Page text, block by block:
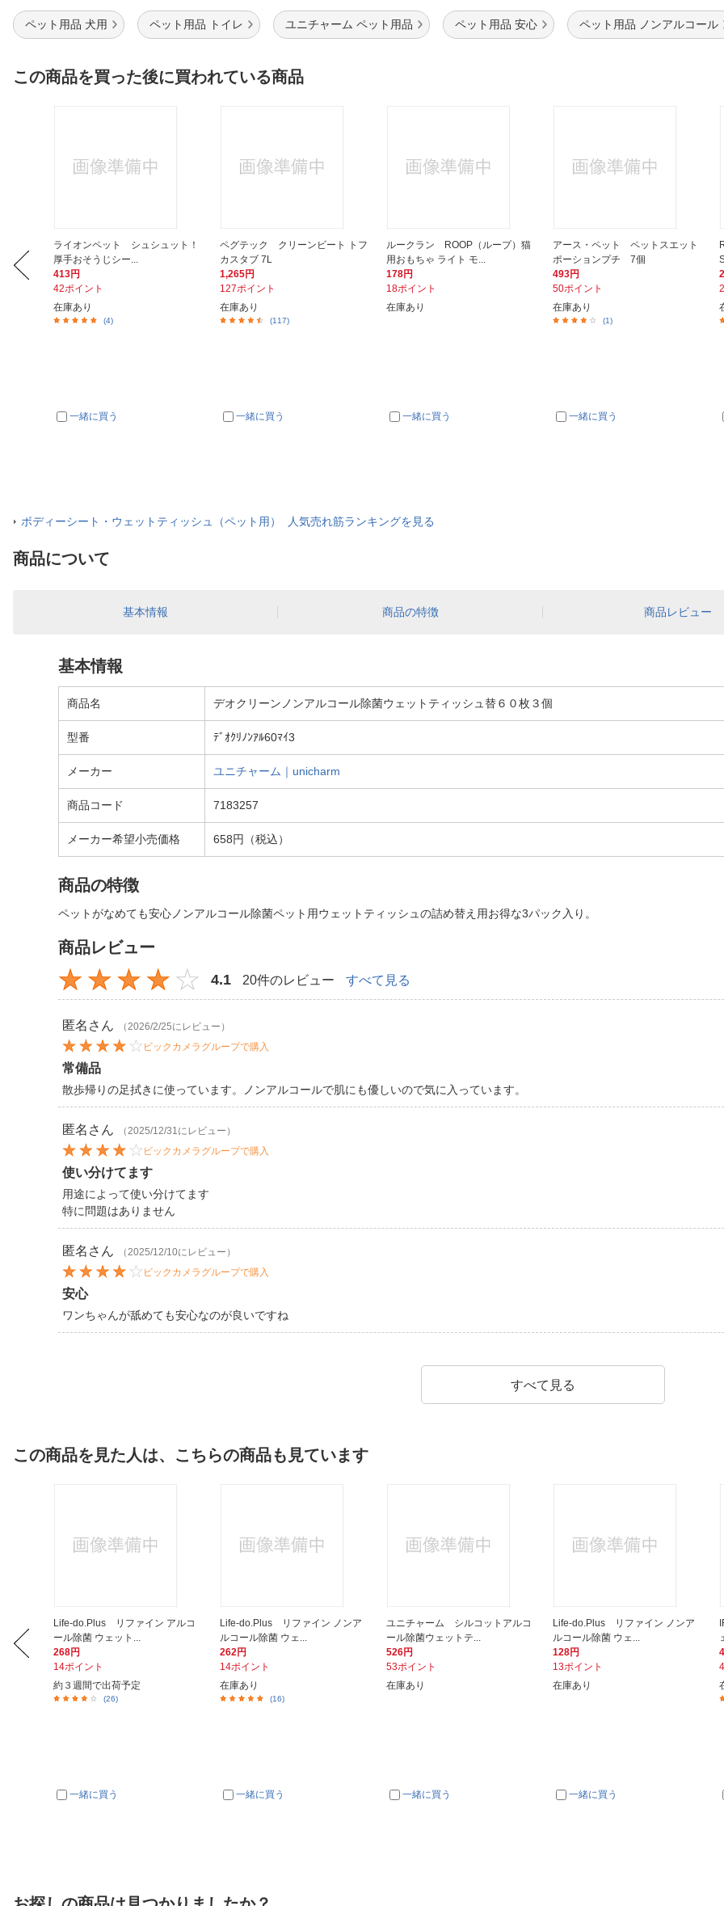
ペット用品 犬用 ペット用品 トイレ ユニチャーム ペット用品 ペット用品 安心 ペット用品 ノンアルコール
この商品を買った後に買われている商品
ライオンペット シュシュット！
厚手おそうじシー...
413円
42ポイント
在庫あり
(4)
一緒に買う
ペグテック クリーンビート トフ
カスタブ 7L
1,265円
127ポイント
在庫あり
(117)
一緒に買う
ルークラン ROOP（ループ）猫
用おもちゃ ライト モ...
178円
18ポイント
在庫あり
一緒に買う
アース・ペット ペットスエット
ポーションプチ 7個
493円
50ポイント
在庫あり
(1)
一緒に買う
ボディーシート・ウェットティッシュ（ペット用） 人気売れ筋ランキングを見る
商品について
基本情報 商品の特徴 商品レビュー
基本情報
商品名 デオクリーンノンアルコール除菌ウェットティッシュ替６０枚３個
型番 ﾃﾞｵｸﾘﾉﾝｱﾙ60ﾏｲ3
メーカー ユニチャーム｜unicharm
商品コード 7183257
メーカー希望小売価格 658円（税込）
商品の特徴
ペットがなめても安心ノンアルコール除菌ペット用ウェットティッシュの詰め替え用お得な3パック入り。
商品レビュー
4.1 20件のレビュー すべて見る
匿名 さん
（2026/2/25にレビュー）
ビックカメラグループで購入
常備品
散歩帰りの足拭きに使っています。ノンアルコールで肌にも優しいので気に入っています。
匿名 さん
（2025/12/31にレビュー）
ビックカメラグループで購入
使い分けてます
用途によって使い分けてます
特に問題はありません
匿名 さん
（2025/12/10にレビュー）
ビックカメラグループで購入
安心
ワンちゃんが舐めても安心なのが良いですね
すべて見る
この商品を見た人は、こちらの商品も見ています
Life-do.Plus リファイン アルコ
ール除菌 ウェット...
268円
14ポイント
約３週間で出荷予定
(26)
一緒に買う
Life-do.Plus リファイン ノンア
ルコール除菌 ウェ...
262円
14ポイント
在庫あり
(16)
一緒に買う
ユニチャーム シルコットアルコ
ール除菌ウェットテ...
526円
53ポイント
在庫あり
一緒に買う
Life-do.Plus リファイン ノンア
ルコール除菌 ウェ...
128円
13ポイント
在庫あり
一緒に買う